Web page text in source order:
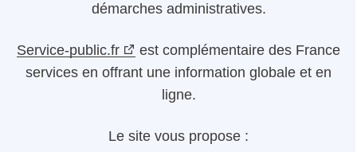
démarches administratives.
Service-public.fr
est complémentaire des France
services en offrant une information globale et en
ligne.
Le site vous propose :